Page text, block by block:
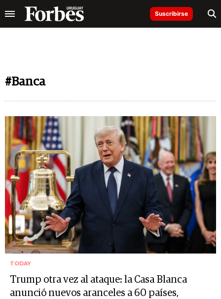
Suscribirse
#Banca
TODAY
Trump otra vez al ataque: la Casa Blanca
anunció nuevos aranceles a 60 países,